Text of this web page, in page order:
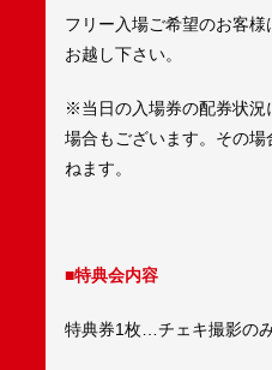
フリー入場ご希望のお客
お越し下さい。
※当日の入場券の配券状況
場合もございます。その
ねます。
■特典会内容
特典券1枚…チェキ撮影の